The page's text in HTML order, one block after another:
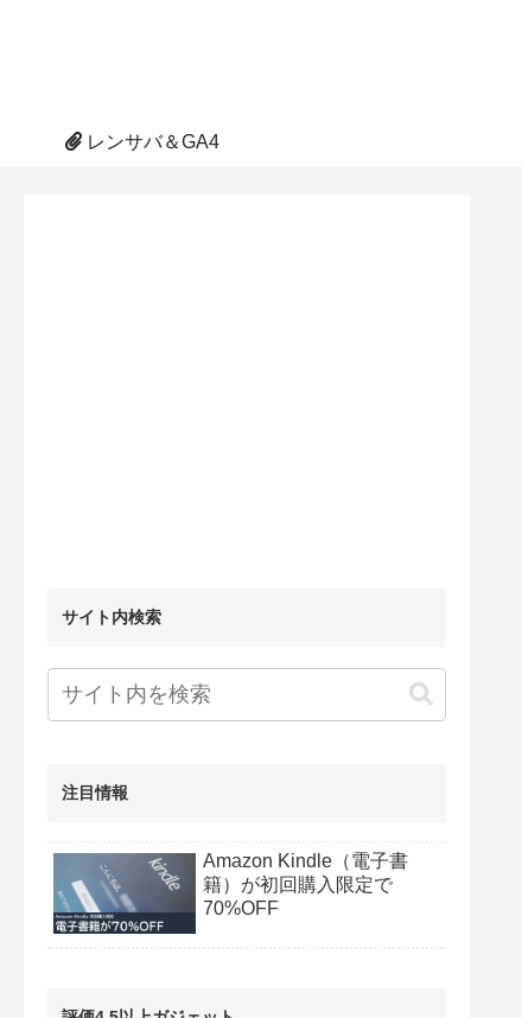
レンサバ＆GA4
サイト内検索
注目情報
Amazon Kindle（電子書
籍）が初回購入限定で
70%OFF